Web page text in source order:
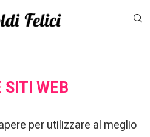
SITI WEB
per utilizzare al meglio